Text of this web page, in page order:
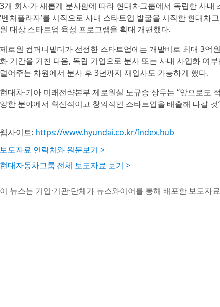
3개 회사가 새롭게 분사함에 따라 현대차그룹에서 독립한 사
‘벤처플라자’를 시작으로 사내 스타트업 발굴을 시작한 현대차
원 대상 스타트업 육성 프로그램을 확대 개편했다.
제로원 컴퍼니빌더가 선정한 스타트업에는 개발비로 최대 3억
화 기간을 거친 다음, 독립 기업으로 분사 또는 사내 사업화 여
덜어주는 차원에서 분사 후 3년까지 재입사도 가능하게 했다.
현대차·기아 미래전략본부 제로원실 노규승 상무는 “앞으로도
양한 분야에서 혁신적이고 창의적인 스타트업을 배출해 나갈
웹사이트: https://www.hyundai.co.kr/Index.hub
보도자료 연락처와 원문보기 >
현대자동차그룹 전체 보도자료 보기 >
이 뉴스는 기업·기관·단체가 뉴스와이어를 통해 배포한 보도자